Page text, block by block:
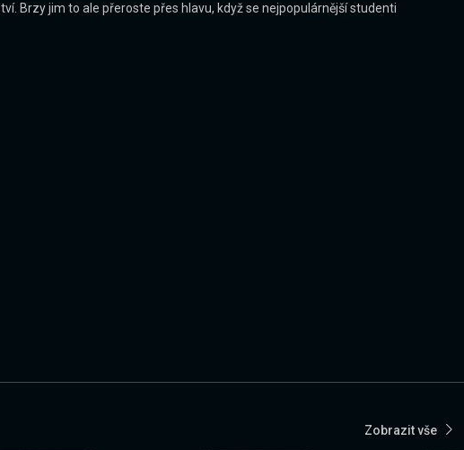
Brzy jim to ale přeroste přes hlavu, když se nejpopulárnější studenti
Zobrazit vše